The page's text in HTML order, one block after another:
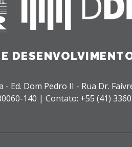
Ed. Dom Pedro II - Rua Dr.
140 | Contato: +55 (41)